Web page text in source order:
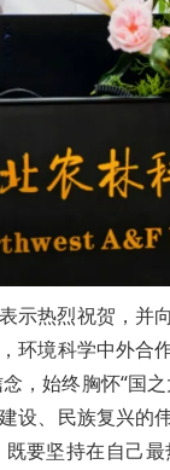
示热烈祝贺，
环境科学中外
，始终胸怀“国
设、民族复兴
要坚持在自己